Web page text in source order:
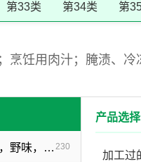
第33类 第34类 第
烹饪用肉汁；腌渍、
肉，非活的家禽，野味，肉汁 230
产品选
加工过